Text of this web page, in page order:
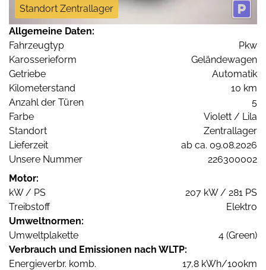
Standort Zentrallager
Allgemeine Daten:
Fahrzeugtyp
Pkw
Karosserieform
Geländewagen
Getriebe
Automatik
Kilometerstand
10 km
Anzahl der Türen
5
Farbe
Violett / Lila
Standort
Zentrallager
Lieferzeit
ab ca. 09.08.2026
Unsere Nummer
226300002
Motor:
kW / PS
207 kW / 281 PS
Treibstoff
Elektro
Umweltnormen:
Umweltplakette
4 (Green)
Verbrauch und Emissionen nach WLTP:
Energieverbr. komb.
17,8 kWh/100km